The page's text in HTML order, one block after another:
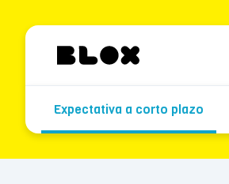
Expectativa a corto plazo